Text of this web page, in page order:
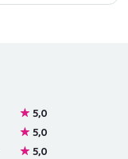
5,0
5,0
5,0